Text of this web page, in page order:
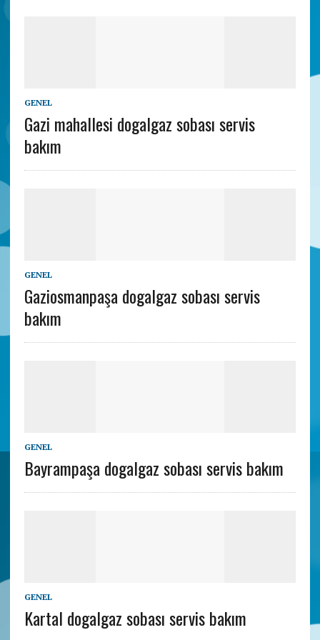
GENEL
Gazi mahallesi dogalgaz sobası servis
bakım
GENEL
Gaziosmanpaşa dogalgaz sobası servis
bakım
GENEL
Bayrampaşa dogalgaz sobası servis bakım
GENEL
Kartal dogalgaz sobası servis bakım